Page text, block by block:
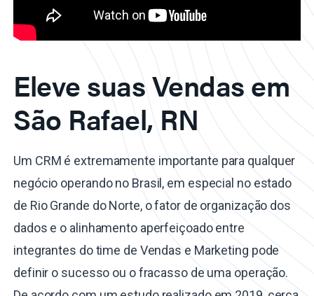
Eleve suas Vendas em
São Rafael, RN
Um CRM é extremamente importante para qualquer
negócio operando no Brasil, em especial no estado
de Rio Grande do Norte, o fator de organização dos
dados e o alinhamento aperfeiçoado entre
integrantes do time de Vendas e Marketing pode
definir o sucesso ou o fracasso de uma operação.